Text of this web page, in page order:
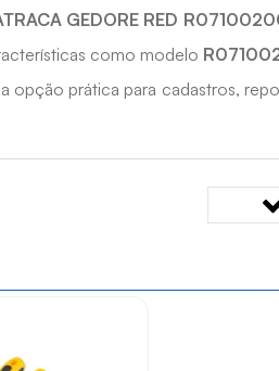
GEDORE RED
como modelo
opção prática para cadastros,
COM CATRACA GEDORE
técnicas.
pelo título.
as informações apresentadas.